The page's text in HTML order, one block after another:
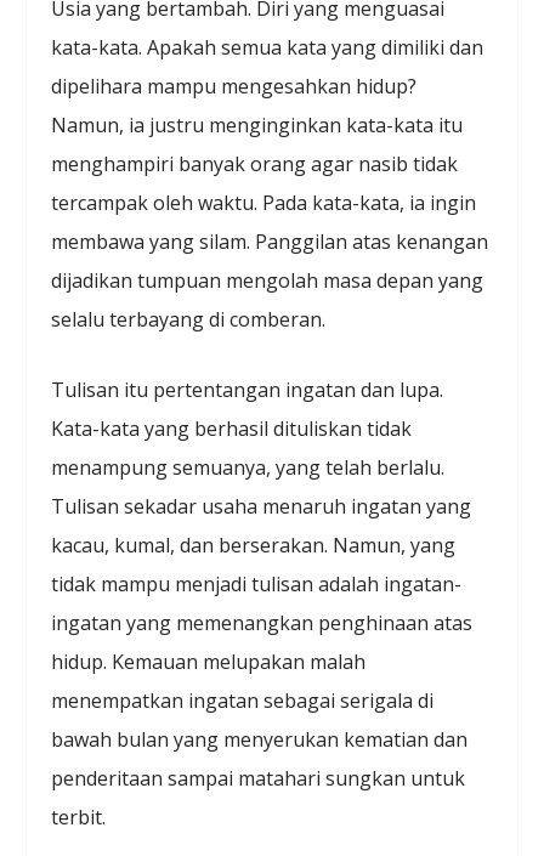
Usia yang bertambah. Diri yang menguasai
kata-kata. Apakah semua kata yang dimiliki dan
dipelihara mampu mengesahkan hidup?
Namun, ia justru menginginkan kata-kata itu
menghampiri banyak orang agar nasib tidak
tercampak oleh waktu. Pada kata-kata, ia ingin
membawa yang silam. Panggilan atas kenangan
dijadikan tumpuan mengolah masa depan yang
selalu terbayang di comberan.
Tulisan itu pertentangan ingatan dan lupa.
Kata-kata yang berhasil dituliskan tidak
menampung semuanya, yang telah berlalu.
Tulisan sekadar usaha menaruh ingatan yang
kacau, kumal, dan berserakan. Namun, yang
tidak mampu menjadi tulisan adalah ingatan-
ingatan yang memenangkan penghinaan atas
hidup. Kemauan melupakan malah
menempatkan ingatan sebagai serigala di
bawah bulan yang menyerukan kematian dan
penderitaan sampai matahari sungkan untuk
terbit.